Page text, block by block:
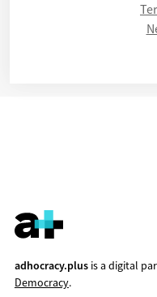
adhocracy.plusis a digital
Democracy.